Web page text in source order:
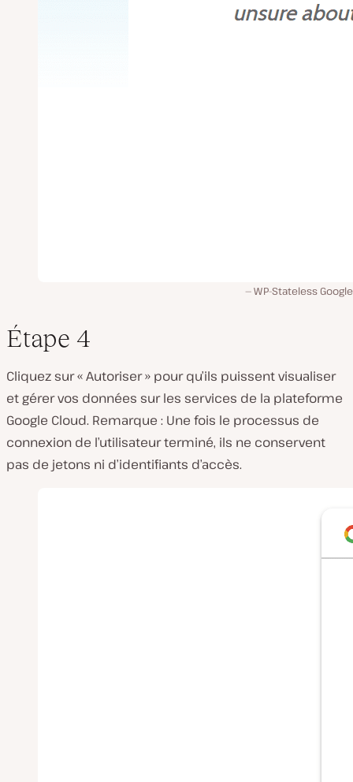
WP-Stateless
Étape 4
Cliquez sur « Autoriser » pour qu’ils puissent visualiser
et gérer vos données sur les services de la plateforme
Google Cloud. Remarque : Une fois le processus de
connexion de l’utilisateur terminé, ils ne conservent
pas de jetons ni d’identifiants d’accès.